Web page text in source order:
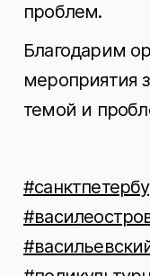
проблем.
Благодарим
мероприятия
темой и